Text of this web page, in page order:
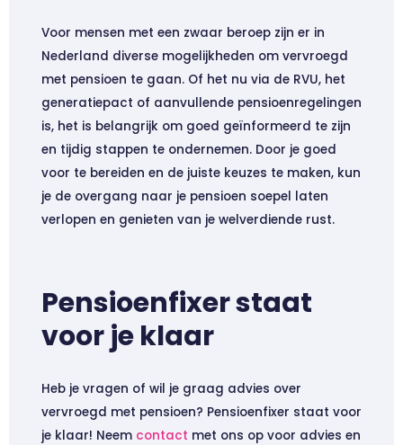
Voor mensen met een zwaar beroep zijn er in
Nederland diverse mogelijkheden om vervroegd
met pensioen te gaan. Of het nu via de RVU, het
generatiepact of aanvullende pensioenregelingen
is, het is belangrijk om goed geïnformeerd te zijn
en tijdig stappen te ondernemen. Door je goed
voor te bereiden en de juiste keuzes te maken, kun
je de overgang naar je pensioen soepel laten
verlopen en genieten van je welverdiende rust.
Pensioenfixer staat
voor je klaar
Heb je vragen of wil je graag advies over
vervroegd met pensioen? Pensioenfixer staat voor
je klaar! Neem contact met ons op voor advies en